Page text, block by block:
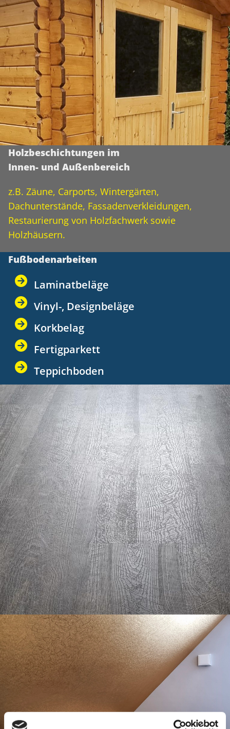
Holzbeschichtungen im
Innen- und Außenbereich
z.B. Zäune, Carports, Wintergärten,
Dachunterstände, Fassadenverkleidungen,
Restaurierung von Holzfachwerk sowie
Holzhäusern.
Fußbodenarbeiten
Laminatbeläge
Vinyl-, Designbeläge
Korkbelag
Fertigparkett
Teppichboden